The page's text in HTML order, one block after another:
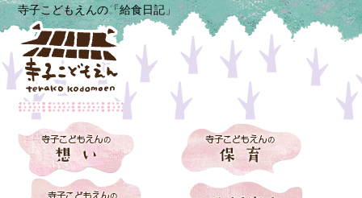
寺子こどもえんの「給食日記」